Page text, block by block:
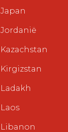
Japan
Jordanië
Kazachstan
Kirgizstan
Ladakh
Laos
Libanon